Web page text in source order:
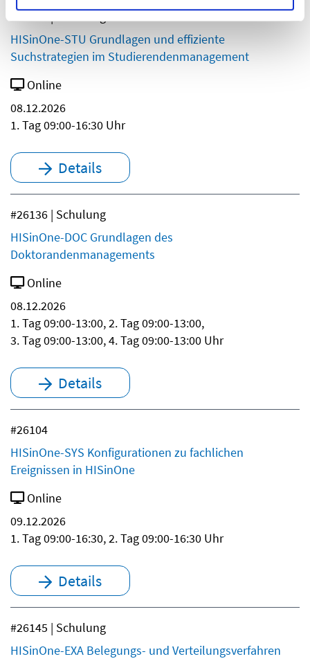
#26133 | Schulung
HISinOne-STU Grundlagen und effiziente
Suchstrategien im Studierendenmanagement
Online
08.12.2026
1. Tag 09:00-16:30 Uhr
Details
#26136 | Schulung
HISinOne-DOC Grundlagen des
Doktorandenmanagements
Online
08.12.2026
1. Tag 09:00-13:00, 2. Tag 09:00-13:00,
3. Tag 09:00-13:00, 4. Tag 09:00-13:00 Uhr
Details
#26104
HISinOne-SYS Konfigurationen zu fachlichen
Ereignissen in HISinOne
Online
09.12.2026
1. Tag 09:00-16:30, 2. Tag 09:00-16:30 Uhr
Details
#26145 | Schulung
HISinOne-EXA Belegungs- und Verteilungsverfahren